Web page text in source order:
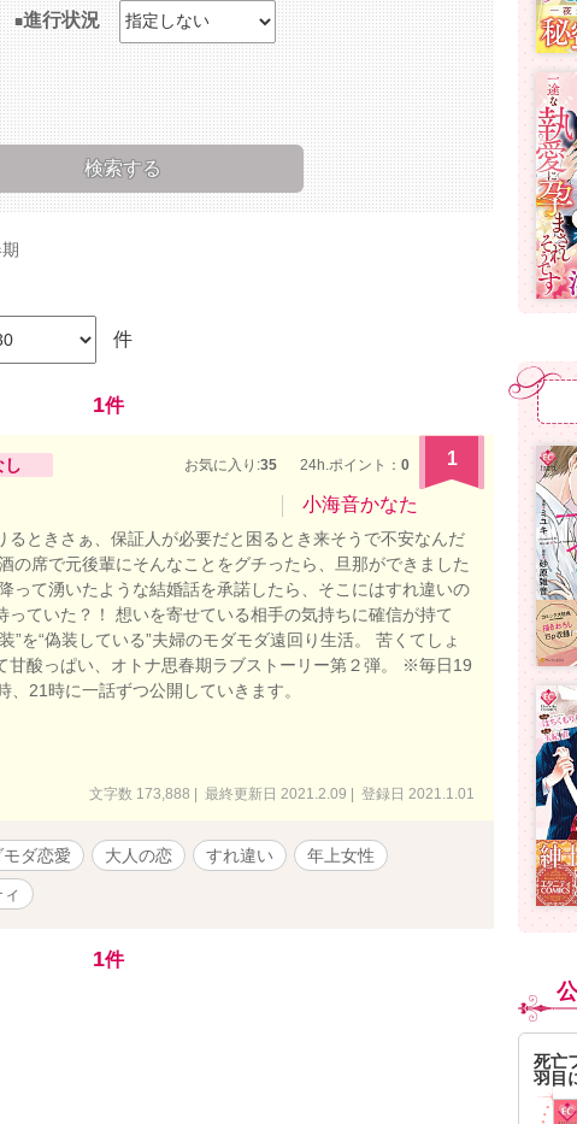
進行状況
件
1件
し お気に入り:35 24h.ポイント： 0 1
小海音かなた
るときさぁ、保証人が必要だと困るとき来そうで不安なんだ
の席で元後輩にそんなことをグチったら、旦那ができました
て湧いたような結婚話を承諾したら、そこにはすれ違いの
っていた？！ 想いを寄せている相手の気持ちに確信が持て
”を“偽装している”夫婦のモダモダ遠回り生活。 苦くてしょ
甘酸っぱい、オトナ思春期ラブストーリー第２弾。 ※毎日19
、21時に一話ずつ公開していきます。
文字数 173,888 | 最終更新日 2021.2.09 | 登録日 2021.1.01
モダ恋愛 大人の恋 すれ違い
年上女性
1件
死亡
羽目